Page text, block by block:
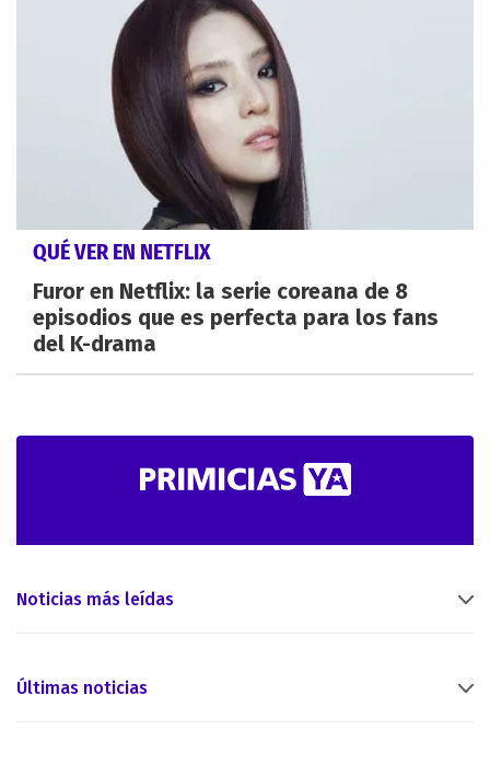
QUÉ VER EN NETFLIX
Furor en Netflix: la serie coreana de 8
episodios que es perfecta para los fans
del K-drama
Noticias más leídas
Últimas noticias